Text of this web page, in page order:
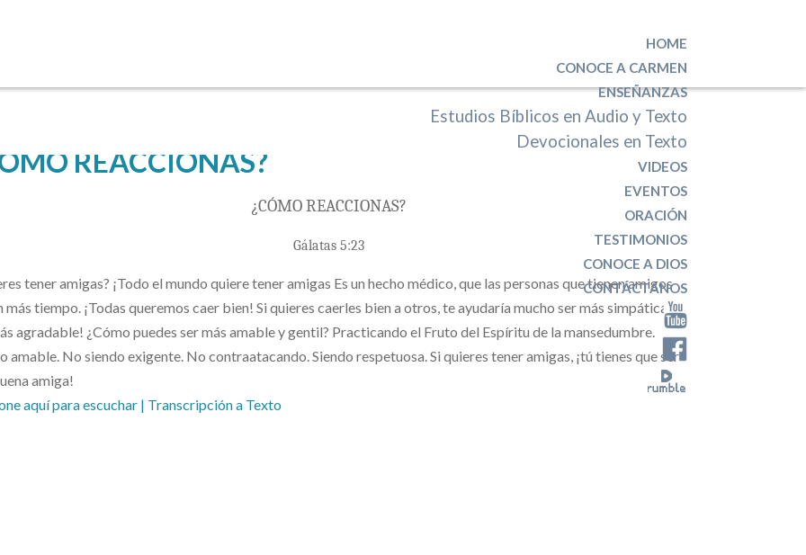
HOME
CONOCE A CARMEN
ENSEÑANZAS
Estudios Bíblicos en Audio y Texto
Devocionales en Texto
VIDEOS
EVENTOS
ORACIÓN
TESTIMONIOS
CONOCE A DIOS
CONTÁCTANOS
REACCIONAS?
¿CÓMO REACCIONAS?
Gálatas 5:23
tener amigas? ¡Todo el mundo quiere tener amigas Es un hecho médico, que las personas que tienen amigos
más tiempo. ¡Todas queremos caer bien! Si quieres caerles bien a otros, te ayudaría mucho ser más simpática. ¡A
agradable! ¿Cómo puedes ser más amable y gentil? Practicando el Fruto del Espíritu de la mansedumbre.
amable. No siendo exigente. No contraatacando. Siendo respetuosa. Si quieres tener amigas, ¡tú tienes que ser
amiga!
aquí para escuchar | Transcripción a Texto